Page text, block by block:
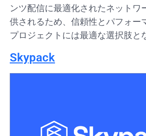
ンツ配信に最適化されたネットワ
供されるため、信頼性とパフォー
プロジェクトには最適な選択肢と
Skypack